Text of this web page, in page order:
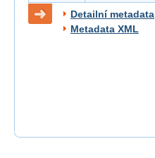
Detailní metadata
Metadata XML